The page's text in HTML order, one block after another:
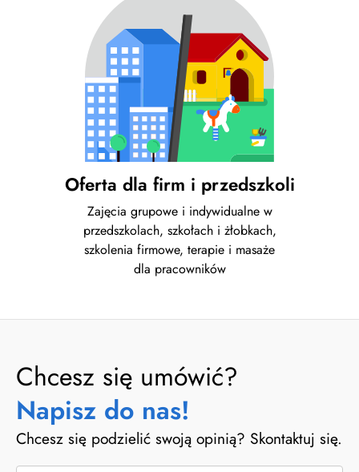
Oferta dla firm i przedszkoli
Zajęcia grupowe i indywidualne w
przedszkolach, szkołach i żłobkach,
szkolenia firmowe, terapie i masaże
dla pracowników
Chcesz się umówić?
Napisz do nas!
Chcesz się podzielić swoją opinią? Skontaktuj się.